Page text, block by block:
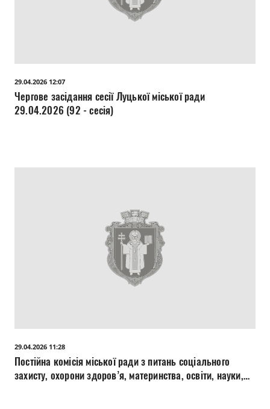
29.04.2026 12:07
Чергове засідання сесії Луцької міської ради
29.04.2026 (92 - сесія)
29.04.2026 11:28
Постійна комісія міської ради з питань соціального
захисту, охорони здоров’я, материнства, освіти, науки,